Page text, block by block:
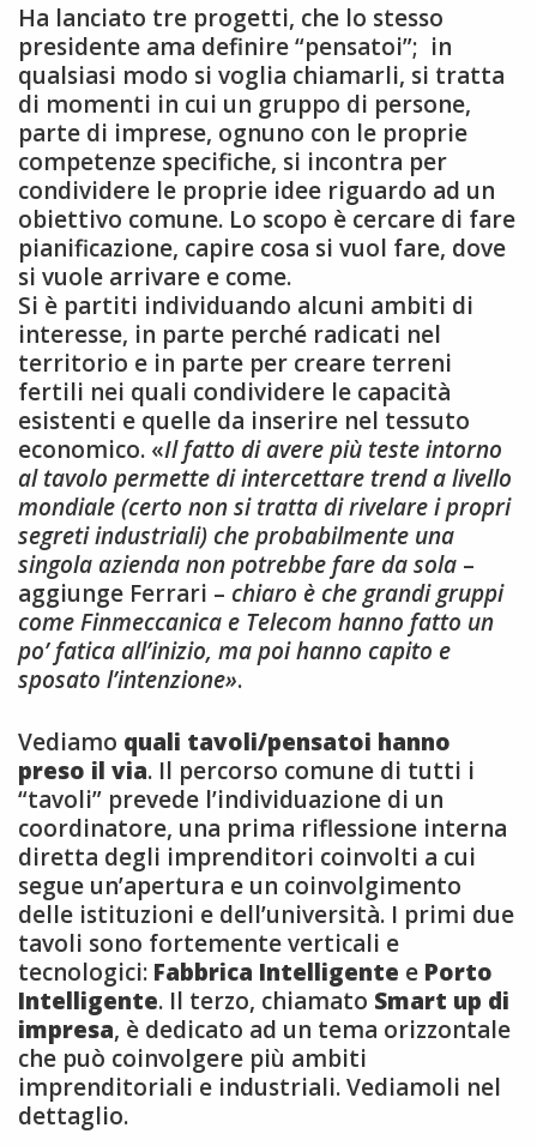
Ha lanciato tre progetti, che lo stesso
presidente ama definire “pensatoi”; in
qualsiasi modo si voglia chiamarli, si tratta
di momenti in cui un gruppo di persone,
parte di imprese, ognuno con le proprie
competenze specifiche, si incontra per
condividere le proprie idee riguardo ad un
obiettivo comune. Lo scopo è cercare di fare
pianificazione, capire cosa si vuol fare, dove
si vuole arrivare e come.
Si è partiti individuando alcuni ambiti di
interesse, in parte perché radicati nel
territorio e in parte per creare terreni
fertili nei quali condividere le capacità
esistenti e quelle da inserire nel tessuto
economico. «Il fatto di avere più teste intorno
al tavolo permette di intercettare trend a livello
mondiale (certo non si tratta di rivelare i propri
segreti industriali) che probabilmente una
singola azienda non potrebbe fare da sola –
aggiunge Ferrari – chiaro è che grandi gruppi
come Finmeccanica e Telecom hanno fatto un
po’ fatica all’inizio, ma poi hanno capito e
sposato l’intenzione».
Vediamo quali tavoli/pensatoi hanno
preso il via. Il percorso comune di tutti i
“tavoli” prevede l’individuazione di un
coordinatore, una prima riflessione interna
diretta degli imprenditori coinvolti a cui
segue un’apertura e un coinvolgimento
delle istituzioni e dell’università. I primi due
tavoli sono fortemente verticali e
tecnologici: Fabbrica Intelligente e Porto
Intelligente. Il terzo, chiamato Smart up di
impresa, è dedicato ad un tema orizzontale
che può coinvolgere più ambiti
imprenditoriali e industriali. Vediamoli nel
dettaglio.